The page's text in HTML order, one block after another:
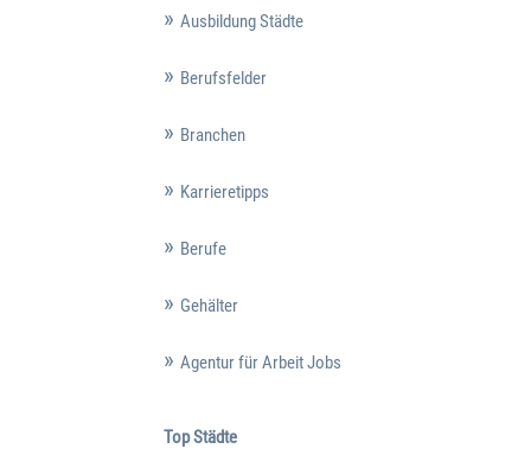
Ausbildung Städte
Berufsfelder
Branchen
Karrieretipps
Berufe
Gehälter
Agentur für Arbeit Jobs
Top Städte